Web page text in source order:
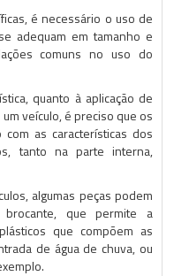
é necessário o uso de
adequam em tamanho e
comuns no uso do
quanto à aplicação de
veículo, é preciso que os
as características dos
tanto na parte interna,
algumas peças podem
que permite a
que compõem as
de água de chuva, ou